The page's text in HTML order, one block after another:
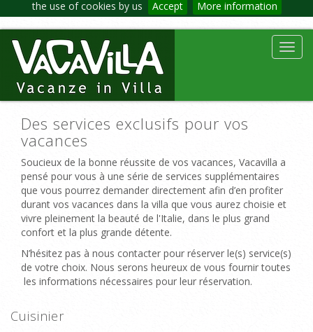
the use of cookies by us Accept More information
Des services exclusifs pour vos
vacances
Soucieux de la bonne réussite de vos vacances, Vacavilla a
pensé pour vous à une série de services supplémentaires
que vous pourrez demander directement afin d’en profiter
durant vos vacances dans la villa que vous aurez choisie et
vivre pleinement la beauté de l'Italie, dans le plus grand
confort et la plus grande détente.
N’hésitez pas à nous contacter pour réserver le(s) service(s)
de votre choix. Nous serons heureux de vous fournir toutes
les informations nécessaires pour leur réservation.
Cuisinier